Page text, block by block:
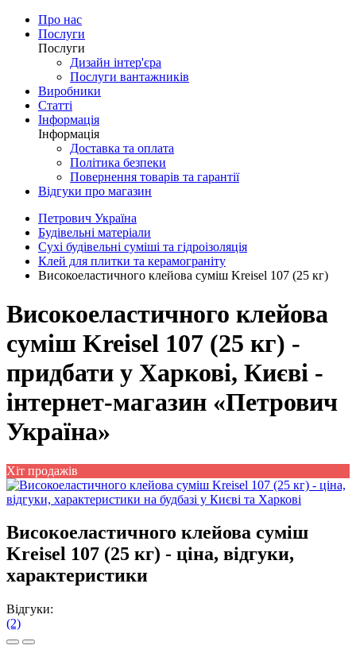
Про нас
Послуги
Послуги
Дизайн інтер'єра
Послуги вантажників
Виробники
Статті
Інформація
Інформація
Доставка та оплата
Політика безпеки
Повернення товарів та гарантії
Відгуки про магазин
Петрович Україна
Будівельні матеріали
Сухі будівельні суміші та гідроізоляція
Клей для плитки та керамограніту
Високоеластичного клейова суміш Kreisel 107 (25 кг)
Високоеластичного клейова
суміш Kreisel 107 (25 кг) -
придбати у Харкові, Києві -
інтернет-магазин «Петрович
Україна»
Хіт продажів
Високоеластичного клейова суміш
Kreisel 107 (25 кг) - ціна, відгуки,
характеристики
Відгуки:
(2)